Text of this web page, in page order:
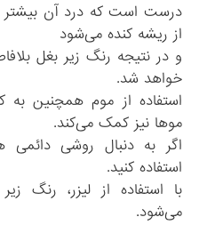
درست است که درد آن بیشتر
از ریشه کنده می‌شود
و در نتیجه رنگ زیر بغل
خواهد شد.
استفاده از موم همچنین
موها نیز کمک می‌کند.
اگر به دنبال روشی دائمی‌
استفاده کنید.
با استفاده از لیزر، رنگ
می‌شود.